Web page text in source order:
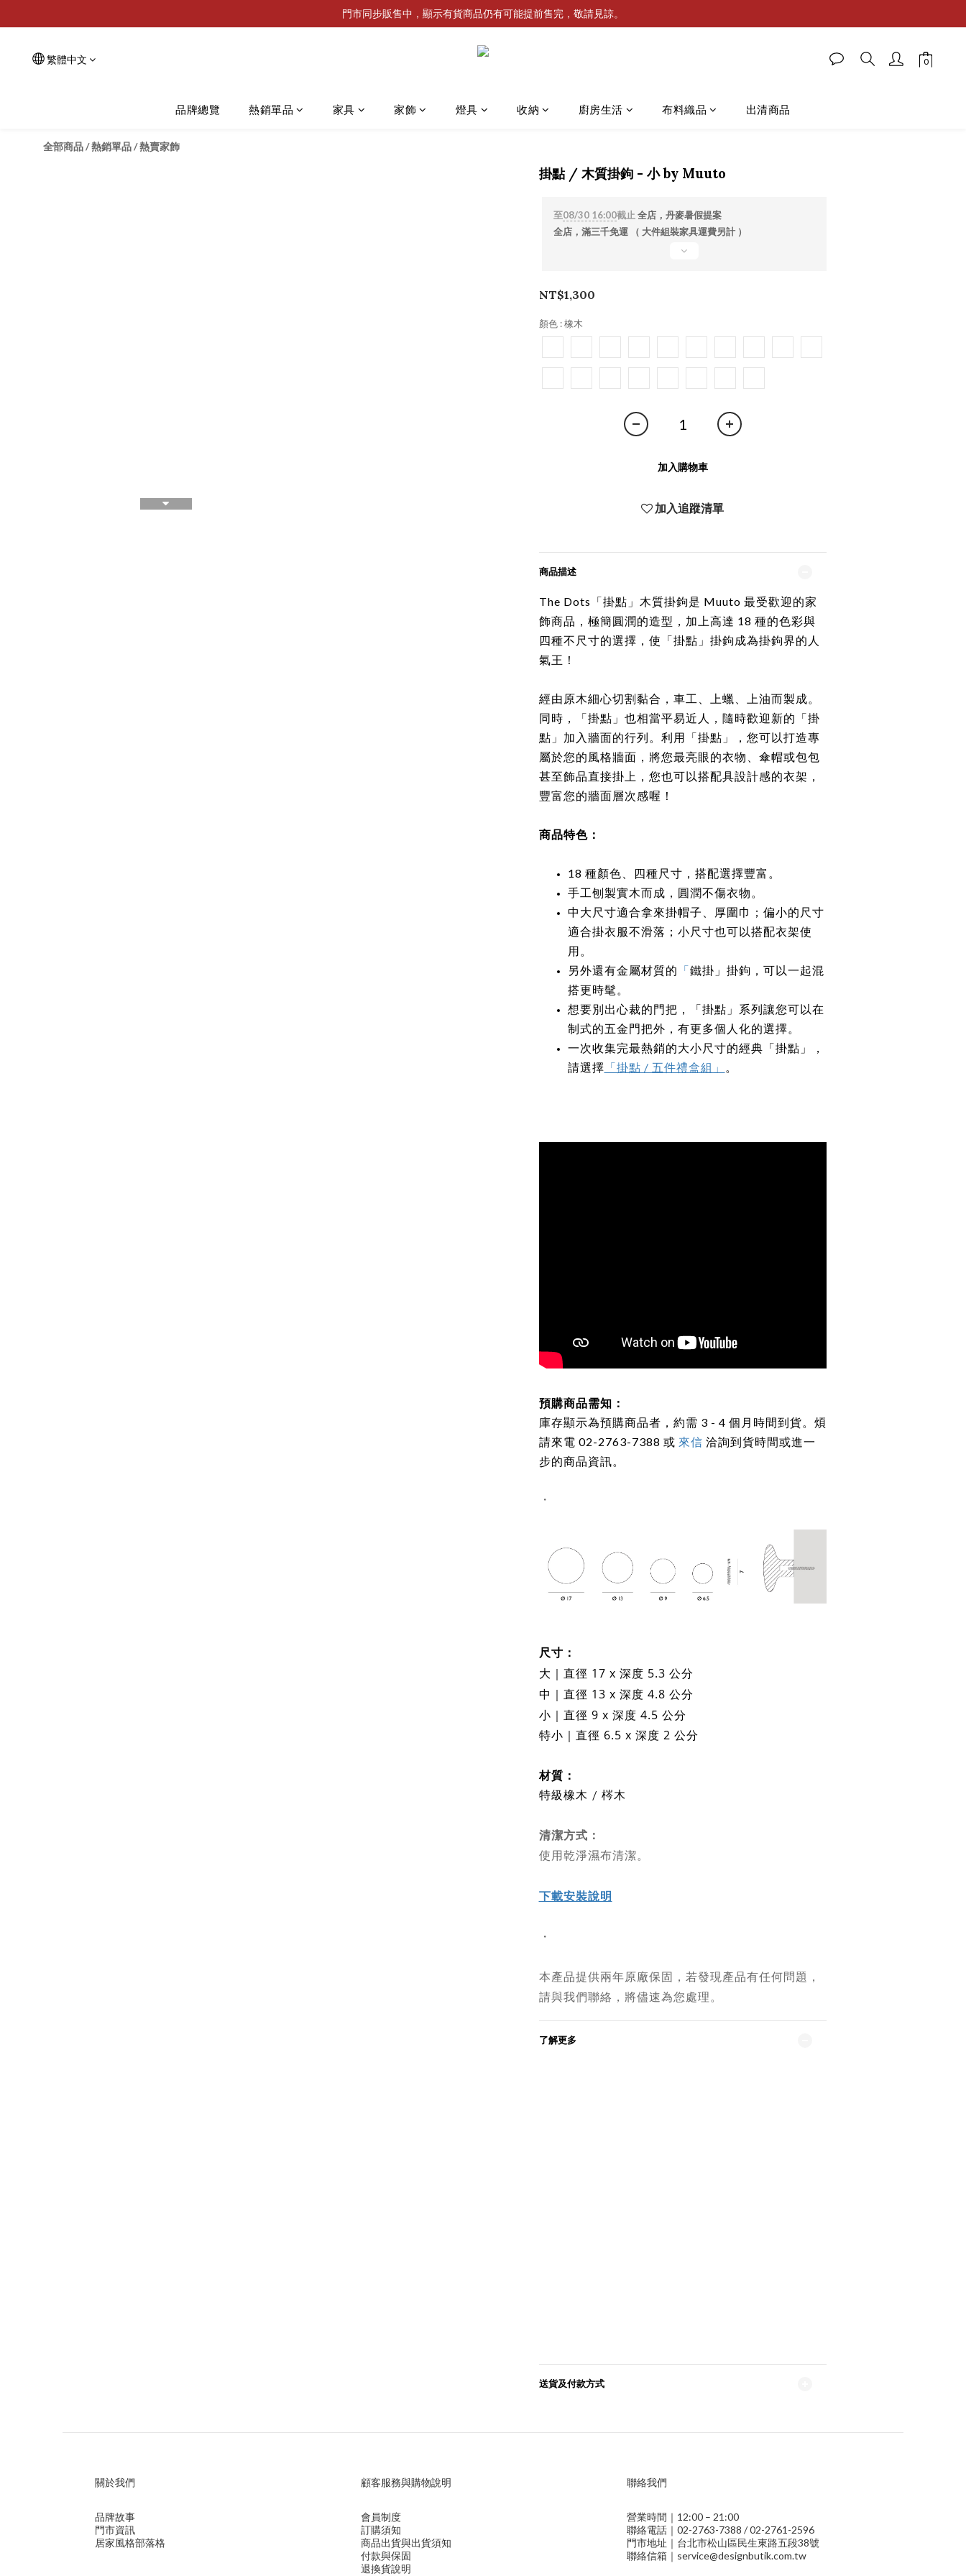
門市同步販售中，顯示有貨商品仍有可能提前售完，敬請見諒。
繁體中文
品牌總覽 熱銷單品 家具 家飾 燈具 收納 廚房生活 布料織品 出清商品
全部商品/熱銷單品/熱賣家飾
掛點 / 木質掛鉤 - 小 by Muuto
至08/30 16:00截止 全店，丹麥暑假提案
全店，滿三千免運 （ 大件組裝家具運費另計 ）
NT$1,300
顏色 : 橡木
加入購物車
加入追蹤清單
商品描述
The Dots「掛點」木質掛鉤是 Muuto 最受歡迎的家
飾商品，極簡圓潤的造型，加上高達 18 種的色彩與
四種不尺寸的選擇，使「掛點」掛鉤成為掛鉤界的人
氣王！
經由原木細心切割黏合，車工、上蠟、上油而製成。
同時，「掛點」也相當平易近人，隨時歡迎新的「掛
點」加入牆面的行列。利用「掛點」，您可以打造專
屬於您的風格牆面，將您最亮眼的衣物、傘帽或包包
甚至飾品直接掛上，您也可以搭配具設計感的衣架，
豐富您的牆面層次感喔！
商品特色：
18 種顏色、四種尺寸，搭配選擇豐富。
手工刨製實木而成，圓潤不傷衣物。
中大尺寸適合拿來掛帽子、厚圍巾；偏小的尺寸
適合掛衣服不滑落；小尺寸也可以搭配衣架使
用。
另外還有金屬材質的 「鐵掛」掛鉤，可以一起混
搭更時髦。
想要別出心裁的門把，「掛點」系列讓您可以在
制式的五金門把外，有更多個人化的選擇。
一次收集完最熱銷的大小尺寸的經典「掛點」，
請選擇 「掛點 / 五件禮盒組」 。
預購商品需知：
庫存顯示為預購商品者，約需 3 - 4 個月時間到貨。煩
請來電 02-2763-7388 或 來信 洽詢到貨時間或進一
步的商品資訊。
・
尺寸：
大｜直徑 17 x 深度 5.3 公分
中｜直徑 13 x 深度 4.8 公分
小｜直徑 9 x 深度 4.5 公分
特小｜直徑 6.5 x 深度 2 公分
材質：
特級橡木 / 梣木
清潔方式：
使用乾淨濕布清潔。
下載安裝說明
・
本產品提供兩年原廠保固，若發現產品有任何問題，
請與我們聯絡，將儘速為您處理。
了解更多
送貨及付款方式
關於我們
品牌故事
門市資訊
居家風格部落格
顧客服務與購物說明
會員制度
訂購須知
商品出貨與出貨須知
付款與保固
退換貨說明
聯絡我們
營業時間｜12:00 – 21:00
聯絡電話｜02-2763-7388 / 02-2761-2596
門市地址｜台北市松山區民生東路五段38號
聯絡信箱｜service@designbutik.com.tw